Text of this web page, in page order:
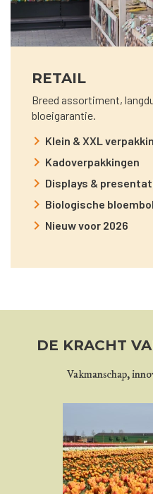
RETAIL
Breed assortiment,
bloeigarantie.
Klein & XXL
Kadoverpakkingen
Displays &
Biologische
Nieuw voor 2026
DE KRACHT
Vakmanschap,